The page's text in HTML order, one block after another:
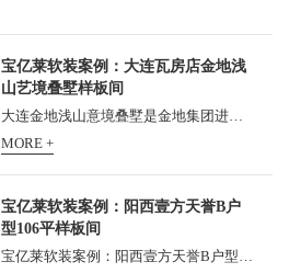
宝亿莱软装案例：大连瓦房店金地浅
山艺境叠墅样板间
大连金地浅山意境叠墅是金地集团进入瓦房店市的第一个项目，位于瓦房店市五一路，占地面积为6.2万㎡，建筑面积为9.9万㎡，容积率为1.6，绿化率为35%，楼栋总数为23栋，建筑类别包...
MORE +
宝亿莱软装案例：阳西壹方天誉B户
型106平样板间